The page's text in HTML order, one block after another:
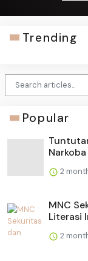
Trending
Popular
2
MNC
Literasi
2